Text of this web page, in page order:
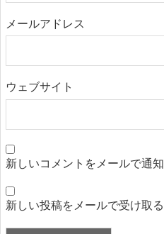
メールアドレス
ウェブサイト
新しいコメントをメールで通知
新しい投稿をメールで受け取る